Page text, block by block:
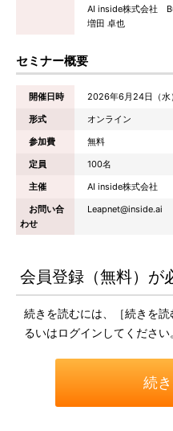
AI inside株式会社
増田 卓也
セミナー概要
開催日時
2026年6月24日（水
形式
オンライン
参加費
無料
定員
100名
主催
AI inside株式会社
お問い合
わせ
Leapnet@inside.ai
会員登録（無料）が
続きを読むには、［続きを
るいはログインしてください
続